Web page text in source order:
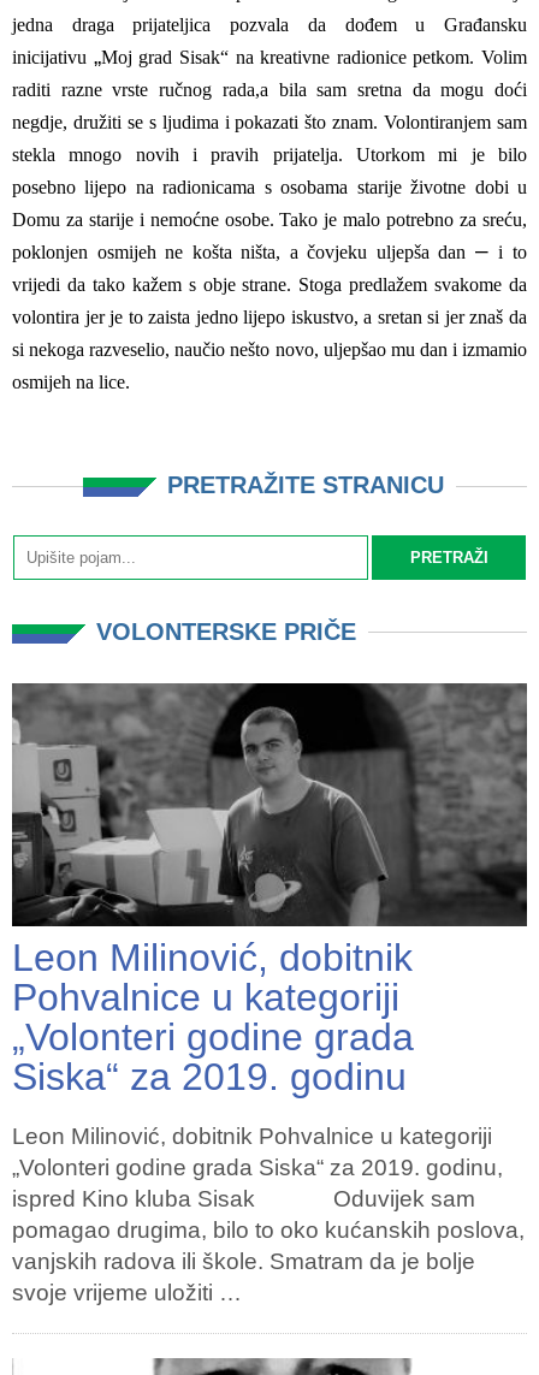
jedna draga prijateljica pozvala da dođem u Građansku
inicijativu „Moj grad Sisak“ na kreativne radionice petkom. Volim
raditi razne vrste ručnog rada,a bila sam sretna da mogu doći
negdje, družiti se s ljudima i pokazati što znam.Volontiranjem sam
stekla mnogo novih i pravih prijatelja. Utorkom mi je bilo
posebnolijepo na radionicama s osobama starije životne dobi u
Domu za starije i nemoćne osobe. Tako je malo potrebno za sreću,
poklonjen osmijeh ne košta ništa, a čovjeku uljepša dan –i to
vrijedi da tako kažem s obje strane. Stoga predlažem svakome da
volontira jer je to zaista jedno lijepo iskustvo, a sretan si jer znaš da
si nekoga razveselio, naučio nešto novo, uljepšao mu dan i izmamio
osmijeh na lice.
PRETRAŽITE STRANICU
VOLONTERSKE PRIČE
Leon Milinović, dobitnik
Pohvalnice u kategoriji
„Volonteri godine grada
Siska“ za 2019. godinu
Leon Milinović, dobitnik Pohvalnice u kategoriji
„Volonteri godine grada Siska“ za 2019. godinu,
ispred Kino kluba Sisak Oduvijek sam
pomagao drugima, bilo to oko kućanskih poslova,
vanjskih radova ili škole. Smatram da je bolje
svoje vrijeme uložiti …